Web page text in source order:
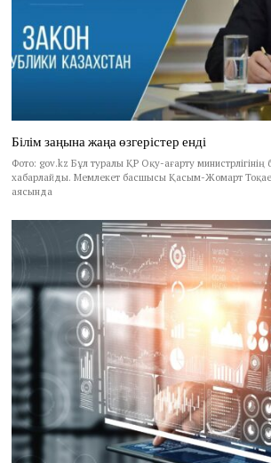
Білім заңына жаңа өзгерістер енді
Фото: gov.kz Бұл туралы ҚР Оқу-ағарту министрлігінің
хабарлайды. Мемлекет басшысы Қасым-Жомарт
аясында